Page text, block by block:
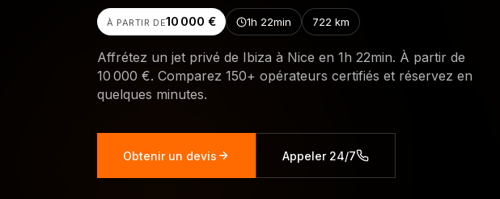
À PARTIR DE10 000 € 1h 22min 722 km
Affrétez un jet privé de Ibiza à Nice en 1h 22min. À partir de
10 000 €. Comparez 150+ opérateurs certifiés et réservez en
quelques minutes.
Obtenir un devis Appeler 24/7